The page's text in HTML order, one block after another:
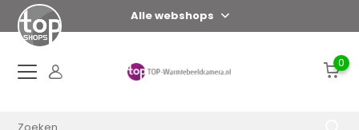
Alle webshops
0